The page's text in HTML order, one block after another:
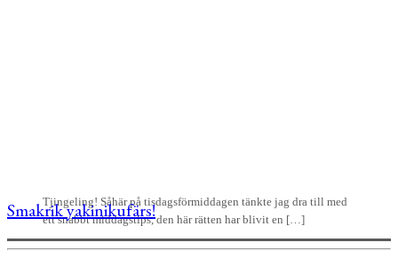
Tjingeling! Såhär på tisdagsförmiddagen tänkte jag dra till med
ett snabbt middagstips, den här rätten har blivit en […]
Smakrik yakinikufärs!